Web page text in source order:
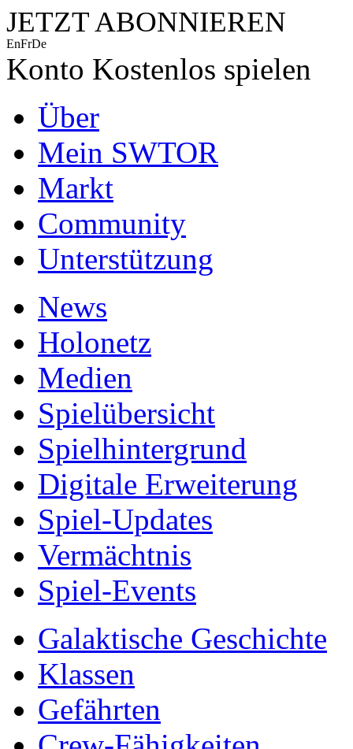
JETZT ABONNIEREN
EnFrDe
Konto Kostenlos spielen
Über
Mein SWTOR
Markt
Community
Unterstützung
News
Holonetz
Medien
Spielübersicht
Spielhintergrund
Digitale Erweiterung
Spiel-Updates
Vermächtnis
Spiel-Events
Galaktische Geschichte
Klassen
Gefährten